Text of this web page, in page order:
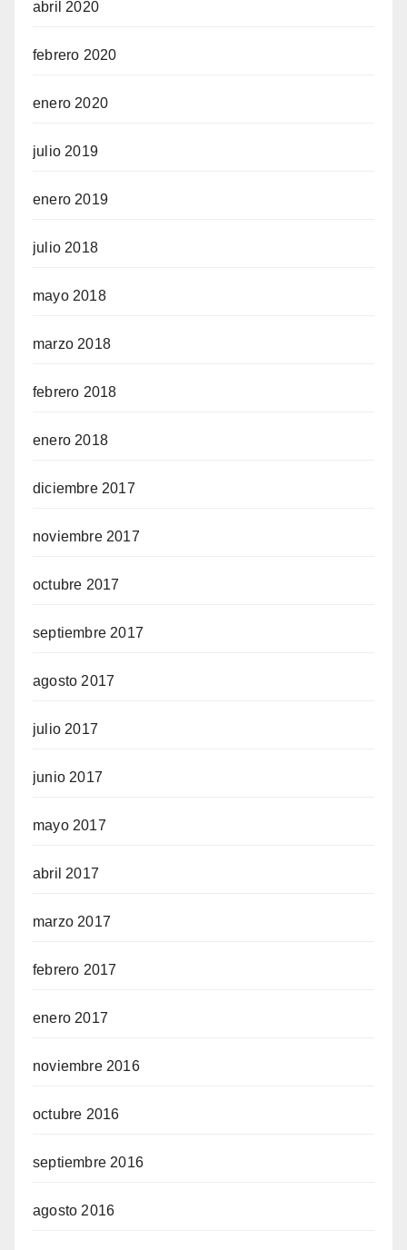
abril 2020
febrero 2020
enero 2020
julio 2019
enero 2019
julio 2018
mayo 2018
marzo 2018
febrero 2018
enero 2018
diciembre 2017
noviembre 2017
octubre 2017
septiembre 2017
agosto 2017
julio 2017
junio 2017
mayo 2017
abril 2017
marzo 2017
febrero 2017
enero 2017
noviembre 2016
octubre 2016
septiembre 2016
agosto 2016